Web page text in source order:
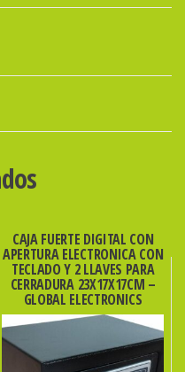
CAJA FUERTE DIGITAL CON
APERTURA ELECTRONICA CON
TECLADO Y 2 LLAVES PARA
CERRADURA 23X17X17CM –
GLOBAL ELECTRONICS